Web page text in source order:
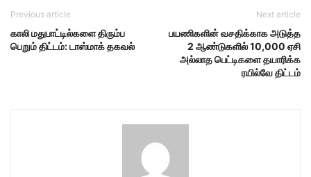
Previous article
காலி மதுபாட்டில்களை திரும்ப
பெறும் திட்டம்: டாஸ்மாக் தகவல்
Next article
பயணிகளின் வசதிக்காக அடுத்த
2 ஆண்டுகளில் 10,000 ஏசி
அல்லாத பெட்டிகளை தயாரிக்க
ரயில்வே திட்டம்